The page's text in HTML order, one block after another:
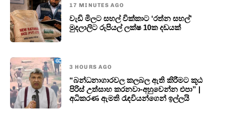
17 MINUTES AGO
වැඩි මිලට සහල් වික්කාට ‘රත්න සහල්’
මුදලාලිට රුපියල් ලක්ෂ 10ක දඩයක්
3 HOURS AGO
“බන්ධනාගාරවල කලබල ඇති කිරීමට කූඨ
පිරිස් උත්සාහ කරනවා-අහුවෙන්න එපා” |
අධිකරණ ඇමති රැඳවියන්ගෙන් ඉල්ලයි